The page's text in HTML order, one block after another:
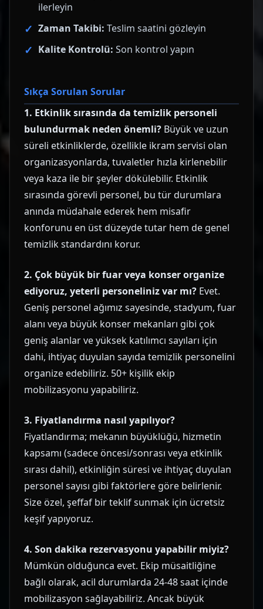
ilerleyin
Zaman Takibi: Teslim saatini gözleyin
Kalite Kontrolü: Son kontrol yapın
Sıkça Sorulan Sorular
1. Etkinlik sırasında da temizlik personeli
bulundurmak neden önemli? Büyük ve uzun
süreli etkinliklerde, özellikle ikram servisi olan
organizasyonlarda, tuvaletler hızla kirlenebilir
veya kaza ile bir şeyler dökülebilir. Etkinlik
sırasında görevli personel, bu tür durumlara
anında müdahale ederek hem misafir
konforunu en üst düzeyde tutar hem de genel
temizlik standardını korur.
2. Çok büyük bir fuar veya konser organize
ediyoruz, yeterli personeliniz var mı? Evet.
Geniş personel ağımız sayesinde, stadyum, fuar
alanı veya büyük konser mekanları gibi çok
geniş alanlar ve yüksek katılımcı sayıları için
dahi, ihtiyaç duyulan sayıda temizlik personelini
organize edebiliriz. 50+ kişilik ekip
mobilizasyonu yapabiliriz.
3. Fiyatlandırma nasıl yapılıyor?
Fiyatlandırma; mekanın büyüklüğü, hizmetin
kapsamı (sadece öncesi/sonrası veya etkinlik
sırası dahil), etkinliğin süresi ve ihtiyaç duyulan
personel sayısı gibi faktörlere göre belirlenir.
Size özel, şeffaf bir teklif sunmak için ücretsiz
keşif yapıyoruz.
4. Son dakika rezervasyonu yapabilir miyiz?
Mümkün olduğunca evet. Ekip müsaitliğine
bağlı olarak, acil durumlarda 24-48 saat içinde
mobilizasyon sağlayabiliriz. Ancak büyük